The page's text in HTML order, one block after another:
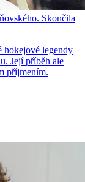
Skončila
hokejové legendy
Její příběh ale
příjmením.